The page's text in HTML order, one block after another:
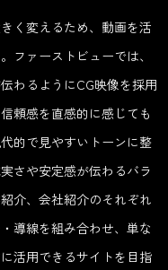
く変えるため、動画を活
ファーストビューでは、
わるようにCG映像を採用
頼感を直感的に感じても
的で見やすいトーンに整
さや安定感が伝わるバラ
介、会社紹介のそれぞれ
導線を組み合わせ、単な
活用できるサイトを目指